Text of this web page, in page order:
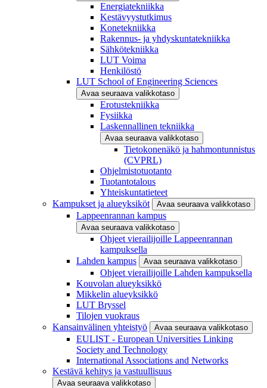
Energiatekniikka
Kestävyystutkimus
Konetekniikka
Rakennus- ja yhdyskuntatekniikka
Sähkötekniikka
LUT Voima
Henkilöstö
LUT School of Engineering Sciences
Avaa seuraava valikkotaso
Erotustekniikka
Fysiikka
Laskennallinen tekniikka
Avaa seuraava valikkotaso
Tietokonenäkö ja hahmontunnistus
(CVPRL)
Ohjelmistotuotanto
Tuotantotalous
Yhteiskuntatieteet
Kampukset ja alueyksiköt
Avaa seuraava valikkotaso
Lappeenrannan kampus
Avaa seuraava valikkotaso
Ohjeet vierailijoille Lappeenrannan
kampuksella
Lahden kampus
Avaa seuraava valikkotaso
Ohjeet vierailijoille Lahden kampuksella
Kouvolan alueyksikkö
Mikkelin alueyksikkö
LUT Bryssel
Tilojen vuokraus
Kansainvälinen yhteistyö
Avaa seuraava valikkotaso
EULIST - European Universities Linking
Society and Technology
International Associations and Networks
Kestävä kehitys ja vastuullisuus
Avaa seuraava valikkotaso